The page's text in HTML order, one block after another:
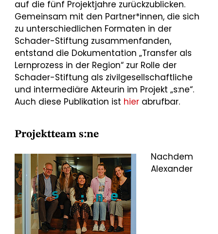
auf die fünf Projektjahre zurückzublicken.
Gemeinsam mit den Partner*innen, die sich
zu unterschiedlichen Formaten in der
Schader-Stiftung zusammenfanden,
entstand die Dokumentation „Transfer als
Lernprozess in der Region“ zur Rolle der
Schader-Stiftung als zivilgesellschaftliche
und intermediäre Akteurin im Projekt „s:ne“.
Auch diese Publikation ist hier abrufbar.
Projektteam s:ne
Nachdem
Alexander